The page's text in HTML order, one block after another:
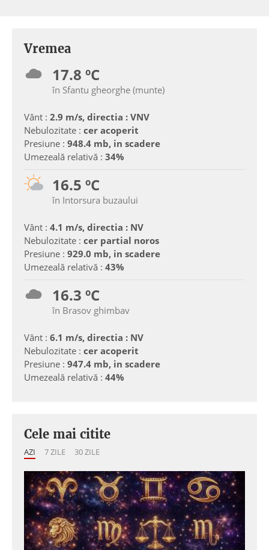
Vremea
17.8 ºC
în Sfantu gheorghe (munte)
Vânt : 2.9 m/s, directia : VNV
Nebulozitate : cer acoperit
Presiune : 948.4 mb, in scadere
Umezeală relativă : 34%
16.5 ºC
în Intorsura buzaului
Vânt : 4.1 m/s, directia : NV
Nebulozitate : cer partial noros
Presiune : 929.0 mb, in scadere
Umezeală relativă : 43%
16.3 ºC
în Brasov ghimbav
Vânt : 6.1 m/s, directia : NV
Nebulozitate : cer acoperit
Presiune : 947.4 mb, in scadere
Umezeală relativă : 44%
Cele mai citite
AZI 7 ZILE 30 ZILE